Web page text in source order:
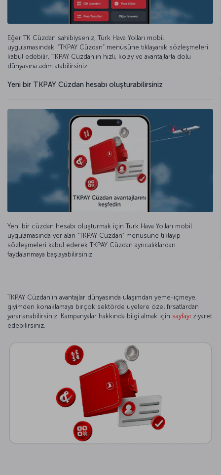
Eğer TK Cüzdan sahibiyseniz, Türk Hava Yolları mobil
uygulamasındaki “TKPAY Cüzdan” menüsüne tıklayarak sözleşmeleri
kabul edebilir, TKPAY Cüzdan'ın hızlı, kolay ve avantajlarla dolu
dünyasına adım atabilirsiniz.
Yeni bir TKPAY Cüzdan hesabı oluşturabilirsiniz
Yeni bir cüzdan hesabı oluşturmak için Türk Hava Yolları mobil
uygulamasında yer alan “TKPAY Cüzdan” menüsüne tıklayıp
sözleşmeleri kabul ederek TKPAY Cüzdan ayrıcalıklardan
faydalanmaya başlayabilirsiniz.
TKPAY Cüzdan’ın avantajlar dünyasında ulaşımdan yeme-içmeye,
giyimden konaklamaya birçok sektörde üyelere özel fırsatlardan
yararlanabilirsiniz. Kampanyalar hakkında bilgi almak için sayfayı ziyaret
edebilirsiniz.